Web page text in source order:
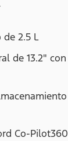
2.5 L
de 13.2" con
Co-Pilot360